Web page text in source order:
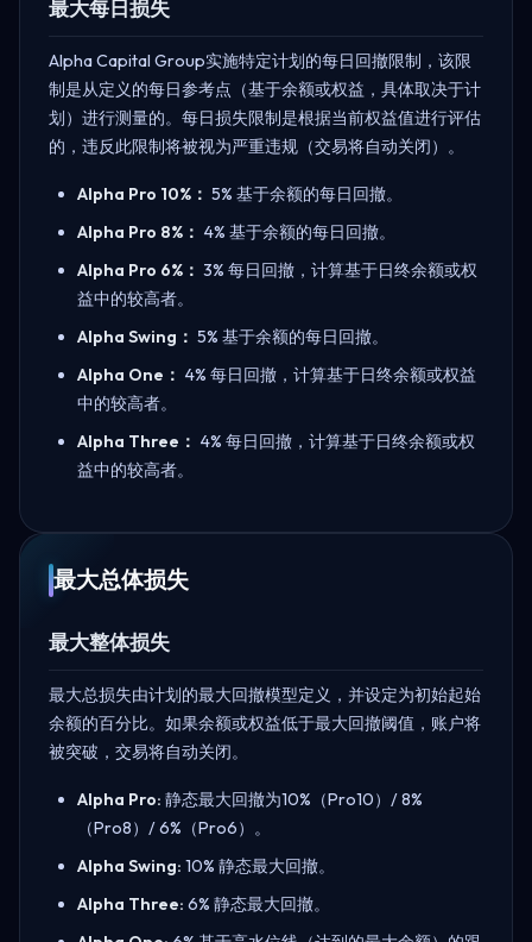
最大每日损失
Alpha Capital Group实施特定计划的每日回撤限制，该限
制是从定义的每日参考点（基于余额或权益，具体取决于计
划）进行测量的。每日损失限制是根据当前权益值进行评估
的，违反此限制将被视为严重违规（交易将自动关闭）。
Alpha Pro 10%： 5% 基于余额的每日回撤。
Alpha Pro 8%： 4% 基于余额的每日回撤。
Alpha Pro 6%： 3% 每日回撤，计算基于日终余额或权
益中的较高者。
Alpha Swing： 5% 基于余额的每日回撤。
Alpha One： 4% 每日回撤，计算基于日终余额或权益
中的较高者。
Alpha Three： 4% 每日回撤，计算基于日终余额或权
益中的较高者。
最大总体损失
最大整体损失
最大总损失由计划的最大回撤模型定义，并设定为初始起始
余额的百分比。如果余额或权益低于最大回撤阈值，账户将
被突破，交易将自动关闭。
Alpha Pro: 静态最大回撤为10%（Pro10）/ 8%
（Pro8）/ 6%（Pro6）。
Alpha Swing: 10% 静态最大回撤。
Alpha Three: 6% 静态最大回撤。